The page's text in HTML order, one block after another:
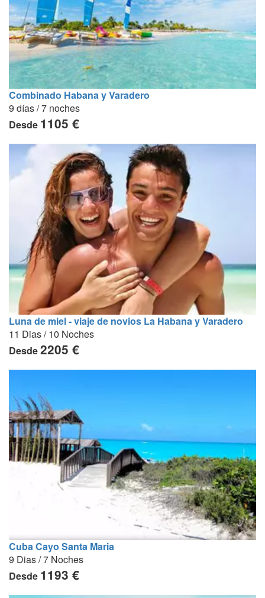
Combinado Habana y Varadero
9 días / 7 noches
Desde 1105 €
Luna de miel - viaje de novios La Habana y Varadero
11 Dias / 10 Noches
Desde2205 €
Cuba Cayo Santa Maria
9 Dias / 7 Noches
Desde 1193 €